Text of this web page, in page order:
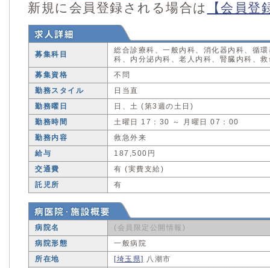
新規に会員登録される場合は
【会員登
募集科目
総合診療科、一般内科、消化器内科、循
科、内分泌内科、老人内科、腎臓内科、
募集資格
不問
勤務スタイル
日当直
勤務曜日
日、土 (第3週の土日)
勤務時間
土曜日 17：30 ～ 月曜日 07：00
勤務内容
救急外来
給与
187,500円
交通費
有 (実費支給)
託児所
有
病院名
(会員限定公開情報)
病院形態
一般病院
所在地
[埼玉県] 八潮市